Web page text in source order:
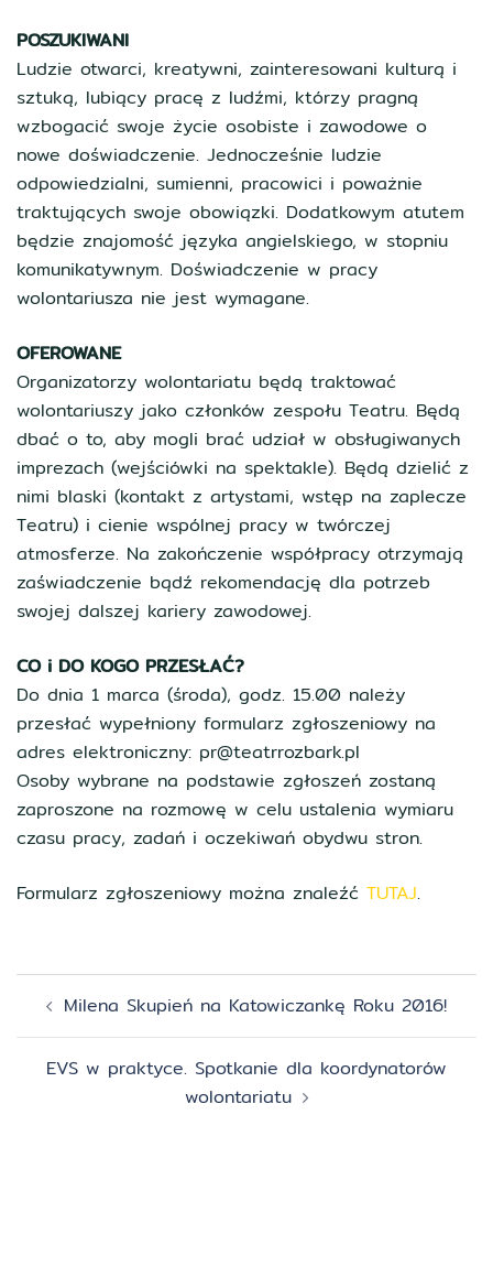
POSZUKIWANI
Ludzie otwarci, kreatywni, zainteresowani kulturą i
sztuką, lubiący pracę z ludźmi, którzy pragną
wzbogacić swoje życie osobiste i zawodowe o
nowe doświadczenie. Jednocześnie ludzie
odpowiedzialni, sumienni, pracowici i poważnie
traktujących swoje obowiązki. Dodatkowym atutem
będzie znajomość języka angielskiego, w stopniu
komunikatywnym. Doświadczenie w pracy
wolontariusza nie jest wymagane.
OFEROWANE
Organizatorzy wolontariatu będą traktować
wolontariuszy jako członków zespołu Teatru. Będą
dbać o to, aby mogli brać udział w obsługiwanych
imprezach (wejściówki na spektakle). Będą dzielić z
nimi blaski (kontakt z artystami, wstęp na zaplecze
Teatru) i cienie wspólnej pracy w twórczej
atmosferze. Na zakończenie współpracy otrzymają
zaświadczenie bądź rekomendację dla potrzeb
swojej dalszej kariery zawodowej.
CO i DO KOGO PRZESŁAĆ?
Do dnia 1 marca (środa), godz. 15.00 należy
przesłać wypełniony formularz zgłoszeniowy na
adres elektroniczny: pr@teatrrozbark.pl
Osoby wybrane na podstawie zgłoszeń zostaną
zaproszone na rozmowę w celu ustalenia wymiaru
czasu pracy, zadań i oczekiwań obydwu stron.
Formularz zgłoszeniowy można znaleźć TUTAJ.
Zobacz
wpisyMilena Skupień na Katowiczankę Roku 2016!
EVS w praktyce. Spotkanie dla koordynatorów
wolontariatu